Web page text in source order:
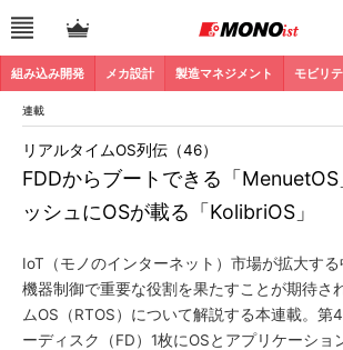
組み込み開発 メカ設計 製造マネジメント モビリ
連載
FDDからブートできる「MenuetOS
ッシュにOSが載る「KolibriOS」
リアルタイムOS列伝（46）
IoT（モノのインターネット）市場が拡大す
機器制御で重要な役割を果たすことが期待さ
ムOS（RTOS）について解説する本連載。第
ーディスク（FD）1枚にOSとアプリケーショ